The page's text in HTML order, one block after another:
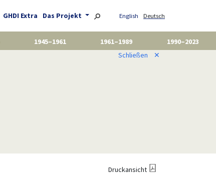
GHDI Extra Das Projekt English Deutsch
1945–1961 1961–1989
1990–2023
Schließen ✕
Druckansicht